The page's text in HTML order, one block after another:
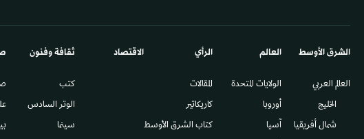
الشرق الأوسط​
العالم العربي
الخليج
شمال أفريقيا
العالم
الولايات المتحدة
أوروبا
آسيا
الرأي
المقالات
كاريكاتير
كتاب الشرق الأوسط
الاقتصاد ثقافة وفنون
كتب
الوتر السادس​
سينما